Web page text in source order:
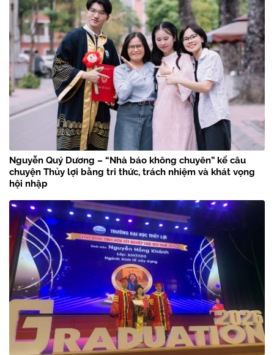
Nguyễn Quý Dương – “Nhà báo không chuyên” kể câu
chuyện Thủy lợi bằng tri thức, trách nhiệm và khát vọng
hội nhập